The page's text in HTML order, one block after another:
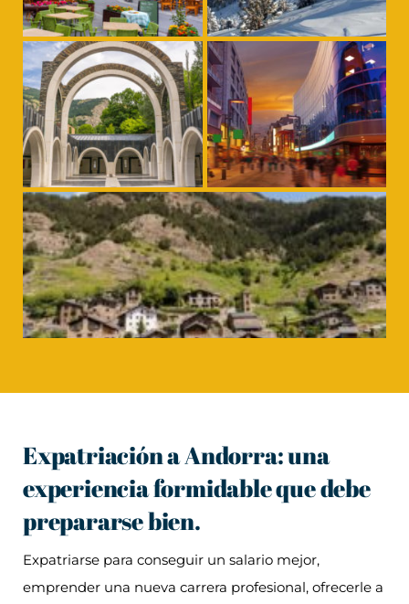
Expatriación a Andorra: una
experiencia formidable que debe
prepararse bien.
Expatriarse para conseguir un salario mejor,
emprender una nueva carrera profesional, ofrecerle a